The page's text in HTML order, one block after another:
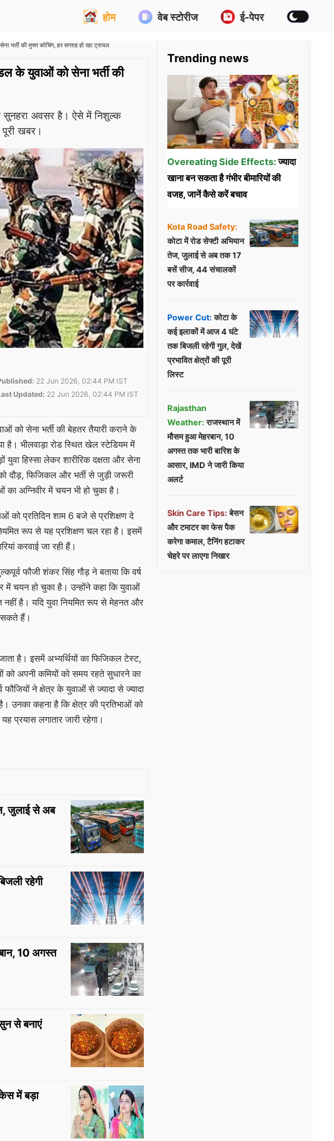
होम वेब स्टोरीज ई-पेपर
की मुफ्त कोचिंग, हर सप्ताह हो रहा ट्रायल
के युवाओं को सेना भर्ती की
अवसर है। ऐसे में निशुल्क
खबर।
22 Jun 2026, 02:44 PM IST
Updated: 22 Jun 2026, 02:44 PM IST
को सेना भर्ती की बेहतर तैयारी कराने के
है। भीलवाड़ा रोड स्थित खेल स्टेडियम में
हिस्सा लेकर शारीरिक दक्षता और सेना
को दौड़, फिजिकल और भर्ती से जुड़ी जरूरी
का अग्निवीर में चयन भी हो चुका है।
को प्रतिदिन शाम 6 बजे से प्रशिक्षण दे
रूप से यह प्रशिक्षण चल रहा है। इसमें
करवाई जा रही हैं।
फौजी शंकर सिंह गौड़ ने बताया कि वर्ष
में चयन हो चुका है। उन्होंने कहा कि युवाओं
नहीं है। यदि युवा नियमित रूप से मेहनत और
सकते हैं।
है। इसमें अभ्यर्थियों का फिजिकल टेस्ट,
अपनी कमियों को समय रहते सुधारने का
फौजियों ने क्षेत्र के युवाओं से ज्यादा से ज्यादा
उनका कहना है कि क्षेत्र की प्रतिभाओं को
लगातार जारी रहेगा।
जुलाई से अब
रहेगी
10 अगस्त
से बनाएं
में बड़ा
Trending news
Overeating Side Effects:ज्यादा
खाना बन सकता है गंभीर बीमारियों की
वजह, जानें कैसे करें बचाव
Kota Road Safety:
कोटा में रोड सेफ्टी अभियान
तेज, जुलाई से अब तक 17
बसें सीज, 44 संचालकों
पर कार्रवाई
Power Cut: कोटा के
कई इलाकों में आज 4 घंटे
तक बिजली रहेगी गुल, देखें
प्रभावित क्षेत्रों की पूरी
लिस्ट
Rajasthan
Weather: राजस्थान में
मौसम हुआ मेहरबान, 10
अगस्त तक भारी बारिश के
आसार, IMD ने जारी किया
अलर्ट
Skin Care Tips: बेसन
और टमाटर का फेस पैक
करेगा कमाल, टैनिंग हटाकर
चेहरे पर लाएगा निखार